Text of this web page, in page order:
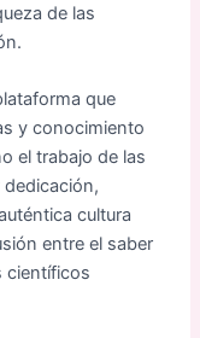
de las
que
y conocimiento
el trabajo de las
cultura
entre el saber
científicos